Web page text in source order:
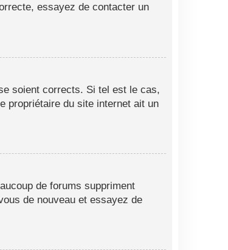
essayez de contacter un
soient corrects. Si tel est le cas,
propriétaire du site internet ait un
de forums suppriment
de nouveau et essayez de